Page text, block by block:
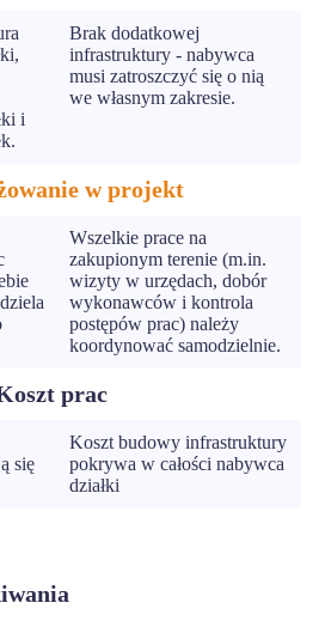
i
Brak dodatkowej
infrastruktury - nabywca
musi zatroszczyć się o nią
we własnym zakresie.
w projekt
Wszelkie prace na
zakupionym terenie (m.in.
wizyty w urzędach, dobór
wykonawców i kontrola
postępów prac) należy
koordynować samodzielnie.
prac
się
Koszt budowy infrastruktury
pokrywa w całości nabywca
działki